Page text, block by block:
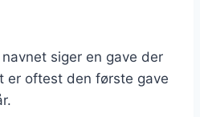
siger en gave der
er oftest den første gave